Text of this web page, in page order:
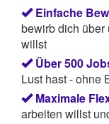
Einfache
bewirb dich über
willst
Über 500
Lust hast - ohne
Maximale
arbeiten willst